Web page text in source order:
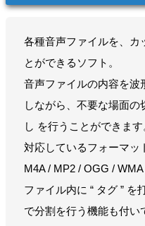
各種音声ファイルを、カ
とができるソフト。
音声ファイルの内容を波
しながら、不要な場面
し を行うことができます
対応しているフォーマッ
M4A / MP2 / OGG / WMA
ファイル内に “ タグ ” を
で分割を行う機能も付い